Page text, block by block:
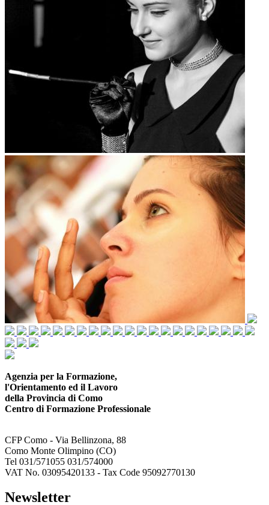
Agenzia per la Formazione,
l'Orientamento ed il Lavoro
della Provincia di Como
Centro di Formazione Professionale
CFP Como - Via Bellinzona, 88
Como Monte Olimpino (CO)
Tel 031/571055 031/574000
VAT No. 03095420133 - Tax Code 95092770130
Newsletter